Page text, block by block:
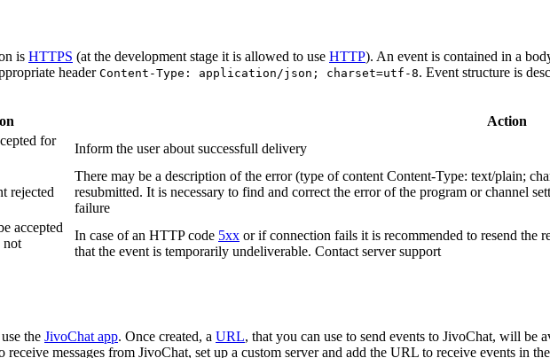
is HTTPS (at the development stage it is allowed to use HTTP). An event is contained in a
headerContent-Type: application/json; charset=utf-8. Event structure is
Action
for
Inform the user about successfull delivery
rejected
There may be a description of the error (type of content Content-Type: text/plain;
resubmitted. It is necessary to find and correct the error of the program or channel
failure
accepted
not
In case of an HTTP code 5xx or if connection fails it is recommended to resend the
that the event is temporarily undeliverable. Contact server support
the JivoChat app. Once created, a URL, that you can use to send events to JivoChat, will be
receive messages from JivoChat, set up a custom server and add the URL to receive events in